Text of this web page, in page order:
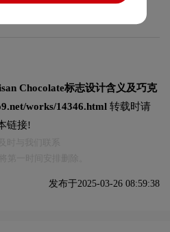
Chocolate标志设计含义及巧克
works/14346.html 转载时请
链接!
发布于2025-03-26 08:59:38